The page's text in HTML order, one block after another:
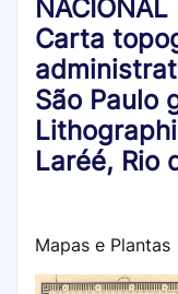
Carta
São Paulo
Laréé, Rio
Mapas e Plantas